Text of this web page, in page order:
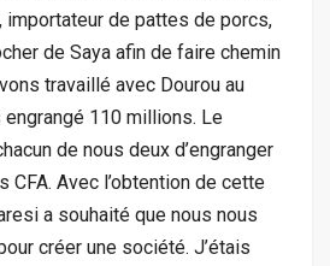
importateur de pattes de porcs,
de Saya afin de faire chemin
travaillé avec Dourou au
110 millions. Le
de nous deux d’engranger
CFA. Avec l’obtention de cette
a souhaité que nous nous
créer une société. J’étais